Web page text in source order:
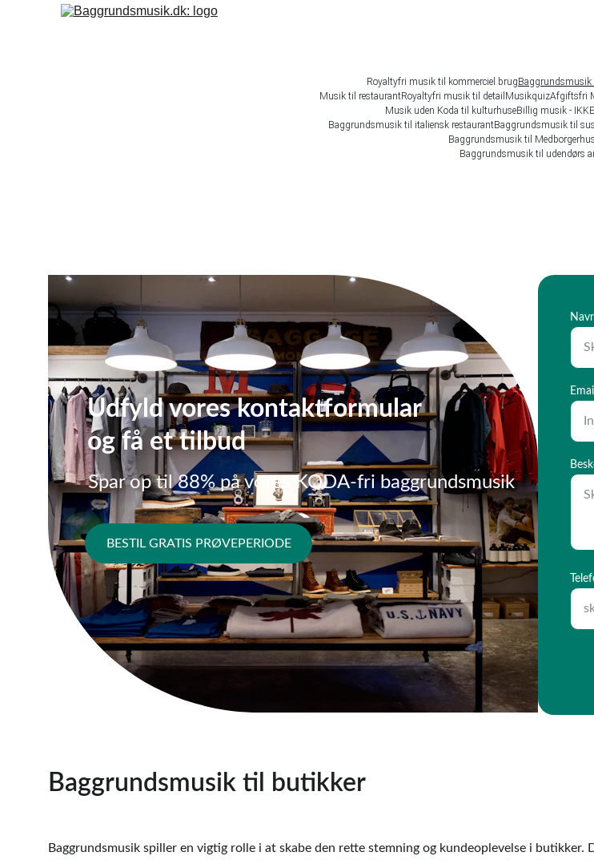
Royaltyfri musik til kommerciel brug
Musik til restaurantRoyaltyfri musik til detail MusikquizAfgiftsfri
Musik uden Koda til kulturhuseBillig musik -
Baggrundsmusik til italiensk restaurantBaggrundsmusik til
Baggrundsmusik til
Baggrundsmusik til udendørs
Baggrundsmusik til butikker
Baggrundsmusik spiller en vigtig rolle i at skabe den rette stemning og kundeoplevelse i
Spar op til 88% på vores KODA-fri baggrundsmusik
Udfyld vores kontaktformular
og få et tilbud
BESTIL GRATIS PRØVEPERIODE